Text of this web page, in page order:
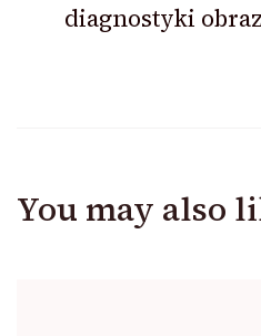
diagnostyki
You may also